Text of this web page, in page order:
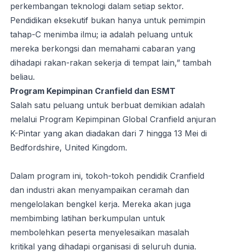
perkembangan teknologi dalam setiap sektor.
Pendidikan eksekutif bukan hanya untuk pemimpin
tahap-C menimba ilmu; ia adalah peluang untuk
mereka berkongsi dan memahami cabaran yang
dihadapi rakan-rakan sekerja di tempat lain,” tambah
beliau.
Program Kepimpinan Cranfield dan ESMT
Salah satu peluang untuk berbuat demikian adalah
melalui Program Kepimpinan Global Cranfield anjuran
K-Pintar yang akan diadakan dari 7 hingga 13 Mei di
Bedfordshire, United Kingdom.
Dalam program ini, tokoh-tokoh pendidik Cranfield
dan industri akan menyampaikan ceramah dan
mengelolakan bengkel kerja. Mereka akan juga
membimbing latihan berkumpulan untuk
membolehkan peserta menyelesaikan masalah
kritikal yang dihadapi organisasi di seluruh dunia.